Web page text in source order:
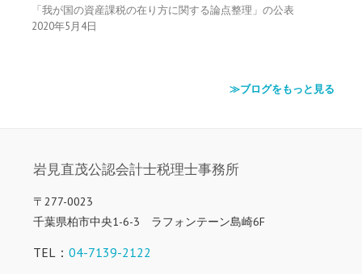
「我が国の資産課税の在り方に関する論点整理」の公表
2020年5月4日
≫ブログをもっと見る
岩見直茂公認会計士税理士事務所
〒277-0023
千葉県柏市中央1-6-3 ラフォンテーン島崎6F
TEL： 04-7139-2122